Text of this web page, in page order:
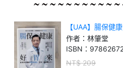
【UAA】腸保健
堂教授，許你一個
作者： 林肇堂
ISBN：
NT$209